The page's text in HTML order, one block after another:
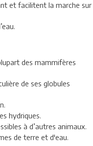
et facilitent la marche sur
des mammifères
de ses globules
hydriques.
à d’autres animaux.
de terre et d'eau.